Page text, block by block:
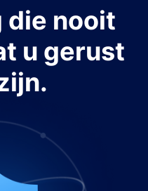
die nooit
u gerust